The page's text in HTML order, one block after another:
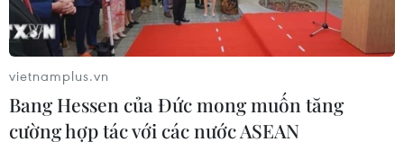
Tập đoàn SoftBank chuẩn bị kế hoạch
nhằm thâu tóm WeWork
15/10/2019 08:14
Kế hoạch trên sẽ giúp SoftBank, dưới sự kiểm soát của tỷ
phú Masayoshi Son, có được hơn 50% cổ phần của
vietnamplus.vn
Bang Hessen của Đức mong muốn tăng
cường hợp tác với các nước ASEAN